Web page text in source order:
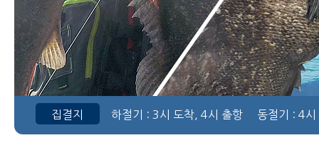
집결지 하절기 : 3시 도착, 4시 출항 동절기 : 4시